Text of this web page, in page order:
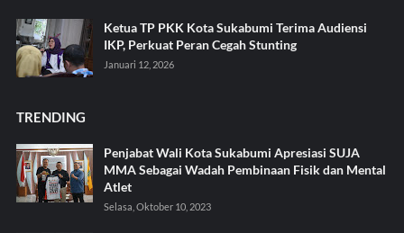
Ketua TP PKK Kota Sukabumi Terima Audiensi
IKP, Perkuat Peran Cegah Stunting
Januari 12, 2026
TRENDING
Penjabat Wali Kota Sukabumi Apresiasi SUJA
MMA Sebagai Wadah Pembinaan Fisik dan Mental
Atlet
Selasa, Oktober 10, 2023